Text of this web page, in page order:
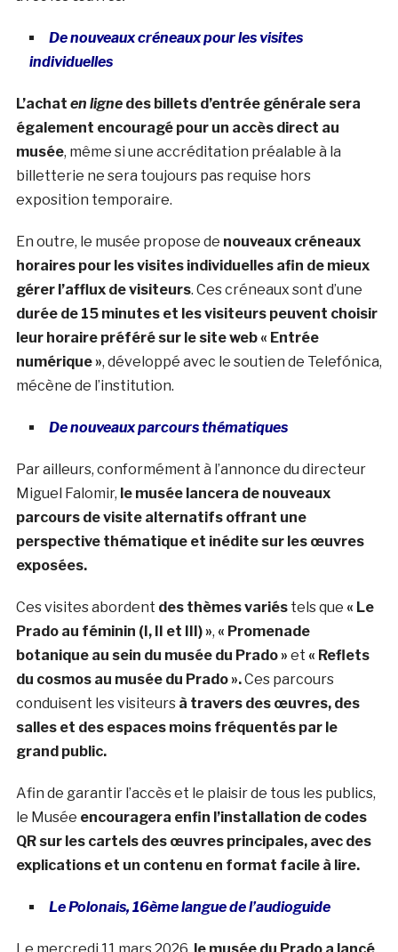
De nouveaux créneaux pour les visites
individuelles
L’achat en lignedes billets d’entrée générale sera
également encouragé pour un accès direct au
musée, même si une accréditation préalable à la
billetterie ne sera toujours pas requise hors
exposition temporaire.
En outre, le musée propose de nouveaux créneaux
horaires pour les visites individuelles afin de mieux
gérer l’afflux de visiteurs. Ces créneaux sont d’une
durée de 15 minutes et les visiteurs peuvent choisir
leur horaire préféré sur le site web « Entrée
numérique », développé avec le soutien de Telefónica,
mécène de l’institution.
De nouveaux parcours thématiques
Par ailleurs, conformément à l’annonce du directeur
Miguel Falomir, le musée lancera de nouveaux
parcours de visite alternatifs offrant une
perspective thématique et inédite sur les œuvres
exposées.
Ces visites abordent des thèmes variés tels que « Le
Prado au féminin (I, II et III) », « Promenade
botanique au sein du musée du Prado » et « Reflets
du cosmos au musée du Prado ».Ces parcours
conduisent les visiteurs à travers des œuvres, des
salles et des espaces moins fréquentés par le
grand public.
Afin de garantir l’accès et le plaisir de tous les publics,
le Musée encouragera enfin l’installation de codes
QR sur les cartels des œuvres principales, avec des
explications et un contenu en format facile à lire.
Le Polonais, 16ème langue de l’audioguide